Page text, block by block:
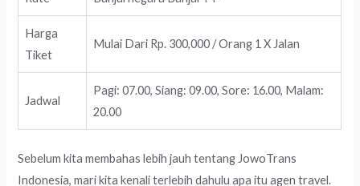
Harga
Tiket
Mulai Dari Rp. 300,000 / Orang 1 X Jalan
Jadwal
Pagi: 07.00, Siang: 09.00, Sore: 16.00, Malam:
20.00
Sebelum kita membahas lebih jauh tentang JowoTrans
Indonesia, mari kita kenali terlebih dahulu apa itu agen travel.